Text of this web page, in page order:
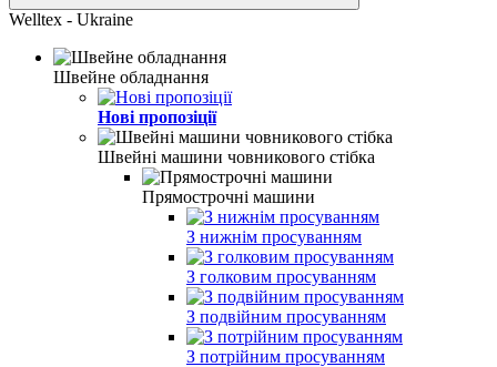
Welltex - Ukraine
Швейне обладнання
Нові пропозіції
Швейні машини човникового стібка
Прямострочні машини
З нижнім просуванням
З голковим просуванням
З подвійним просуванням
З потрійним просуванням